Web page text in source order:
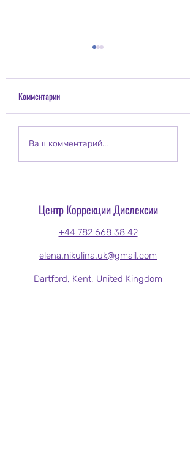
Видео от моих коллег по
Комментарии
Ваш комментарий...
Центр Коррекции Дислексии
+44 782 668 38 42
elena.nikulina.uk@gmail.com
Dartford, Kent, United Kingdom